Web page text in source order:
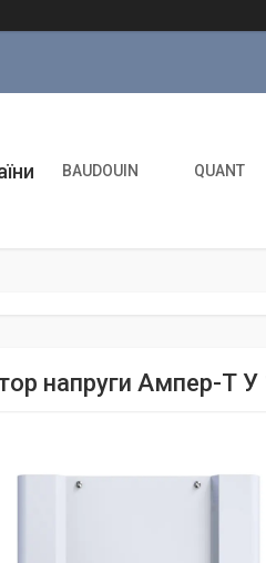
BAUDOUIN QUANT
напруги Ампер-Т